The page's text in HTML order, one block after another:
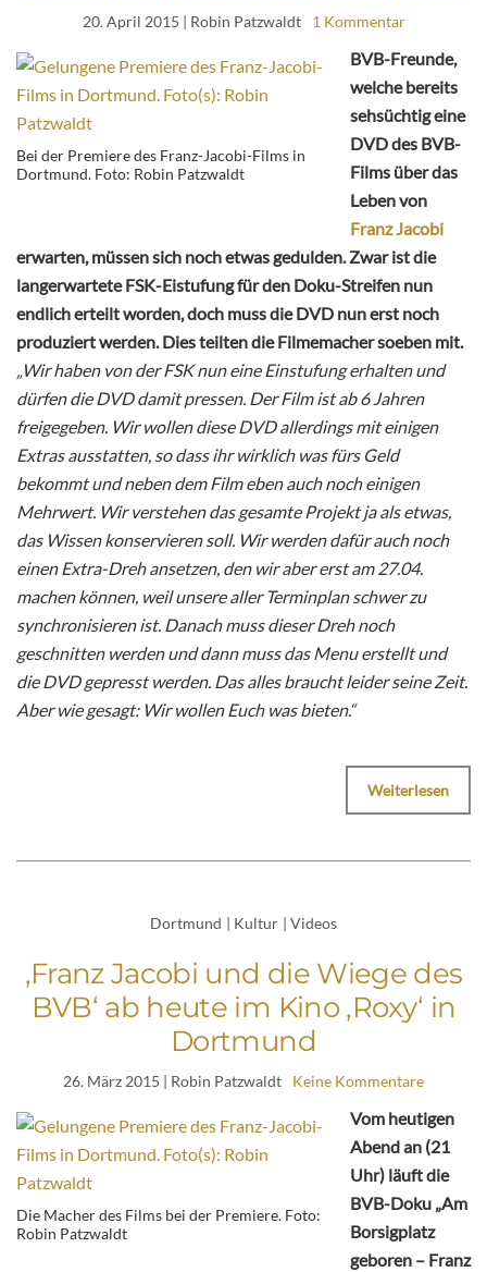
20. April 2015 | Robin Patzwaldt 1 Kommentar
Bei der Premiere des Franz-Jacobi-Films in
Dortmund. Foto: Robin Patzwaldt
BVB-Freunde,
welche bereits
sehsüchtig eine
DVD des BVB-
Films über das
Leben von
Franz Jacobi
erwarten, müssen sich noch etwas gedulden. Zwar ist die
langerwartete FSK-Eistufung für den Doku-Streifen nun
endlich erteilt worden, doch muss die DVD nun erst noch
produziert werden. Dies teilten die Filmemacher soeben mit.
„Wir haben von der FSK nun eine Einstufung erhalten und
dürfen die DVD damit pressen. Der Film ist ab 6 Jahren
freigegeben. Wir wollen diese DVD allerdings mit einigen
Extras ausstatten, so dass ihr wirklich was fürs Geld
bekommt und neben dem Film eben auch noch einigen
Mehrwert. Wir verstehen das gesamte Projekt ja als etwas,
das Wissen konservieren soll. Wir werden dafür auch noch
einen Extra-Dreh ansetzen, den wir aber erst am 27.04.
machen können, weil unsere aller Terminplan schwer zu
synchronisieren ist. Danach muss dieser Dreh noch
geschnitten werden und dann muss das Menu erstellt und
die DVD gepresst werden. Das alles braucht leider seine Zeit.
Aber wie gesagt: Wir wollen Euch was bieten.“
Weiterlesen
Dortmund | Kultur | Videos
‚Franz Jacobi und die Wiege des
BVB‘ ab heute im Kino ‚Roxy‘ in
Dortmund
26. März 2015 | Robin Patzwaldt Keine Kommentare
Die Macher des Films bei der Premiere. Foto:
Robin Patzwaldt
Vom heutigen
Abend an (21
Uhr) läuft die
BVB-Doku „Am
Borsigplatz
geboren – Franz